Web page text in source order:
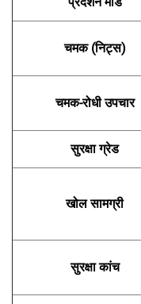
चमक (निट्स)
चमक-रोधी उपचार
सुरक्षा ग्रेड
खोल सामग्री
सुरक्षा कांच